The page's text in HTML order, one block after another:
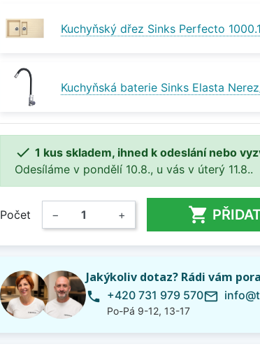
Kuchyňský dřez Sinks Perfecto
Kuchyňská baterie Sinks Elasta
 1 kus skladem, ihned k odeslání nebo
Odesíláme v pondělí 10.8., u vás v úterý 11.8..
Počet − + 
Jakýkoliv dotaz? Rádi vám
phone +420 731 979 570
Po-Pá 9-12, 13-17
mail_outline